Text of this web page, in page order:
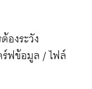
องระวัง
ฟข้อมูล / ไฟล์